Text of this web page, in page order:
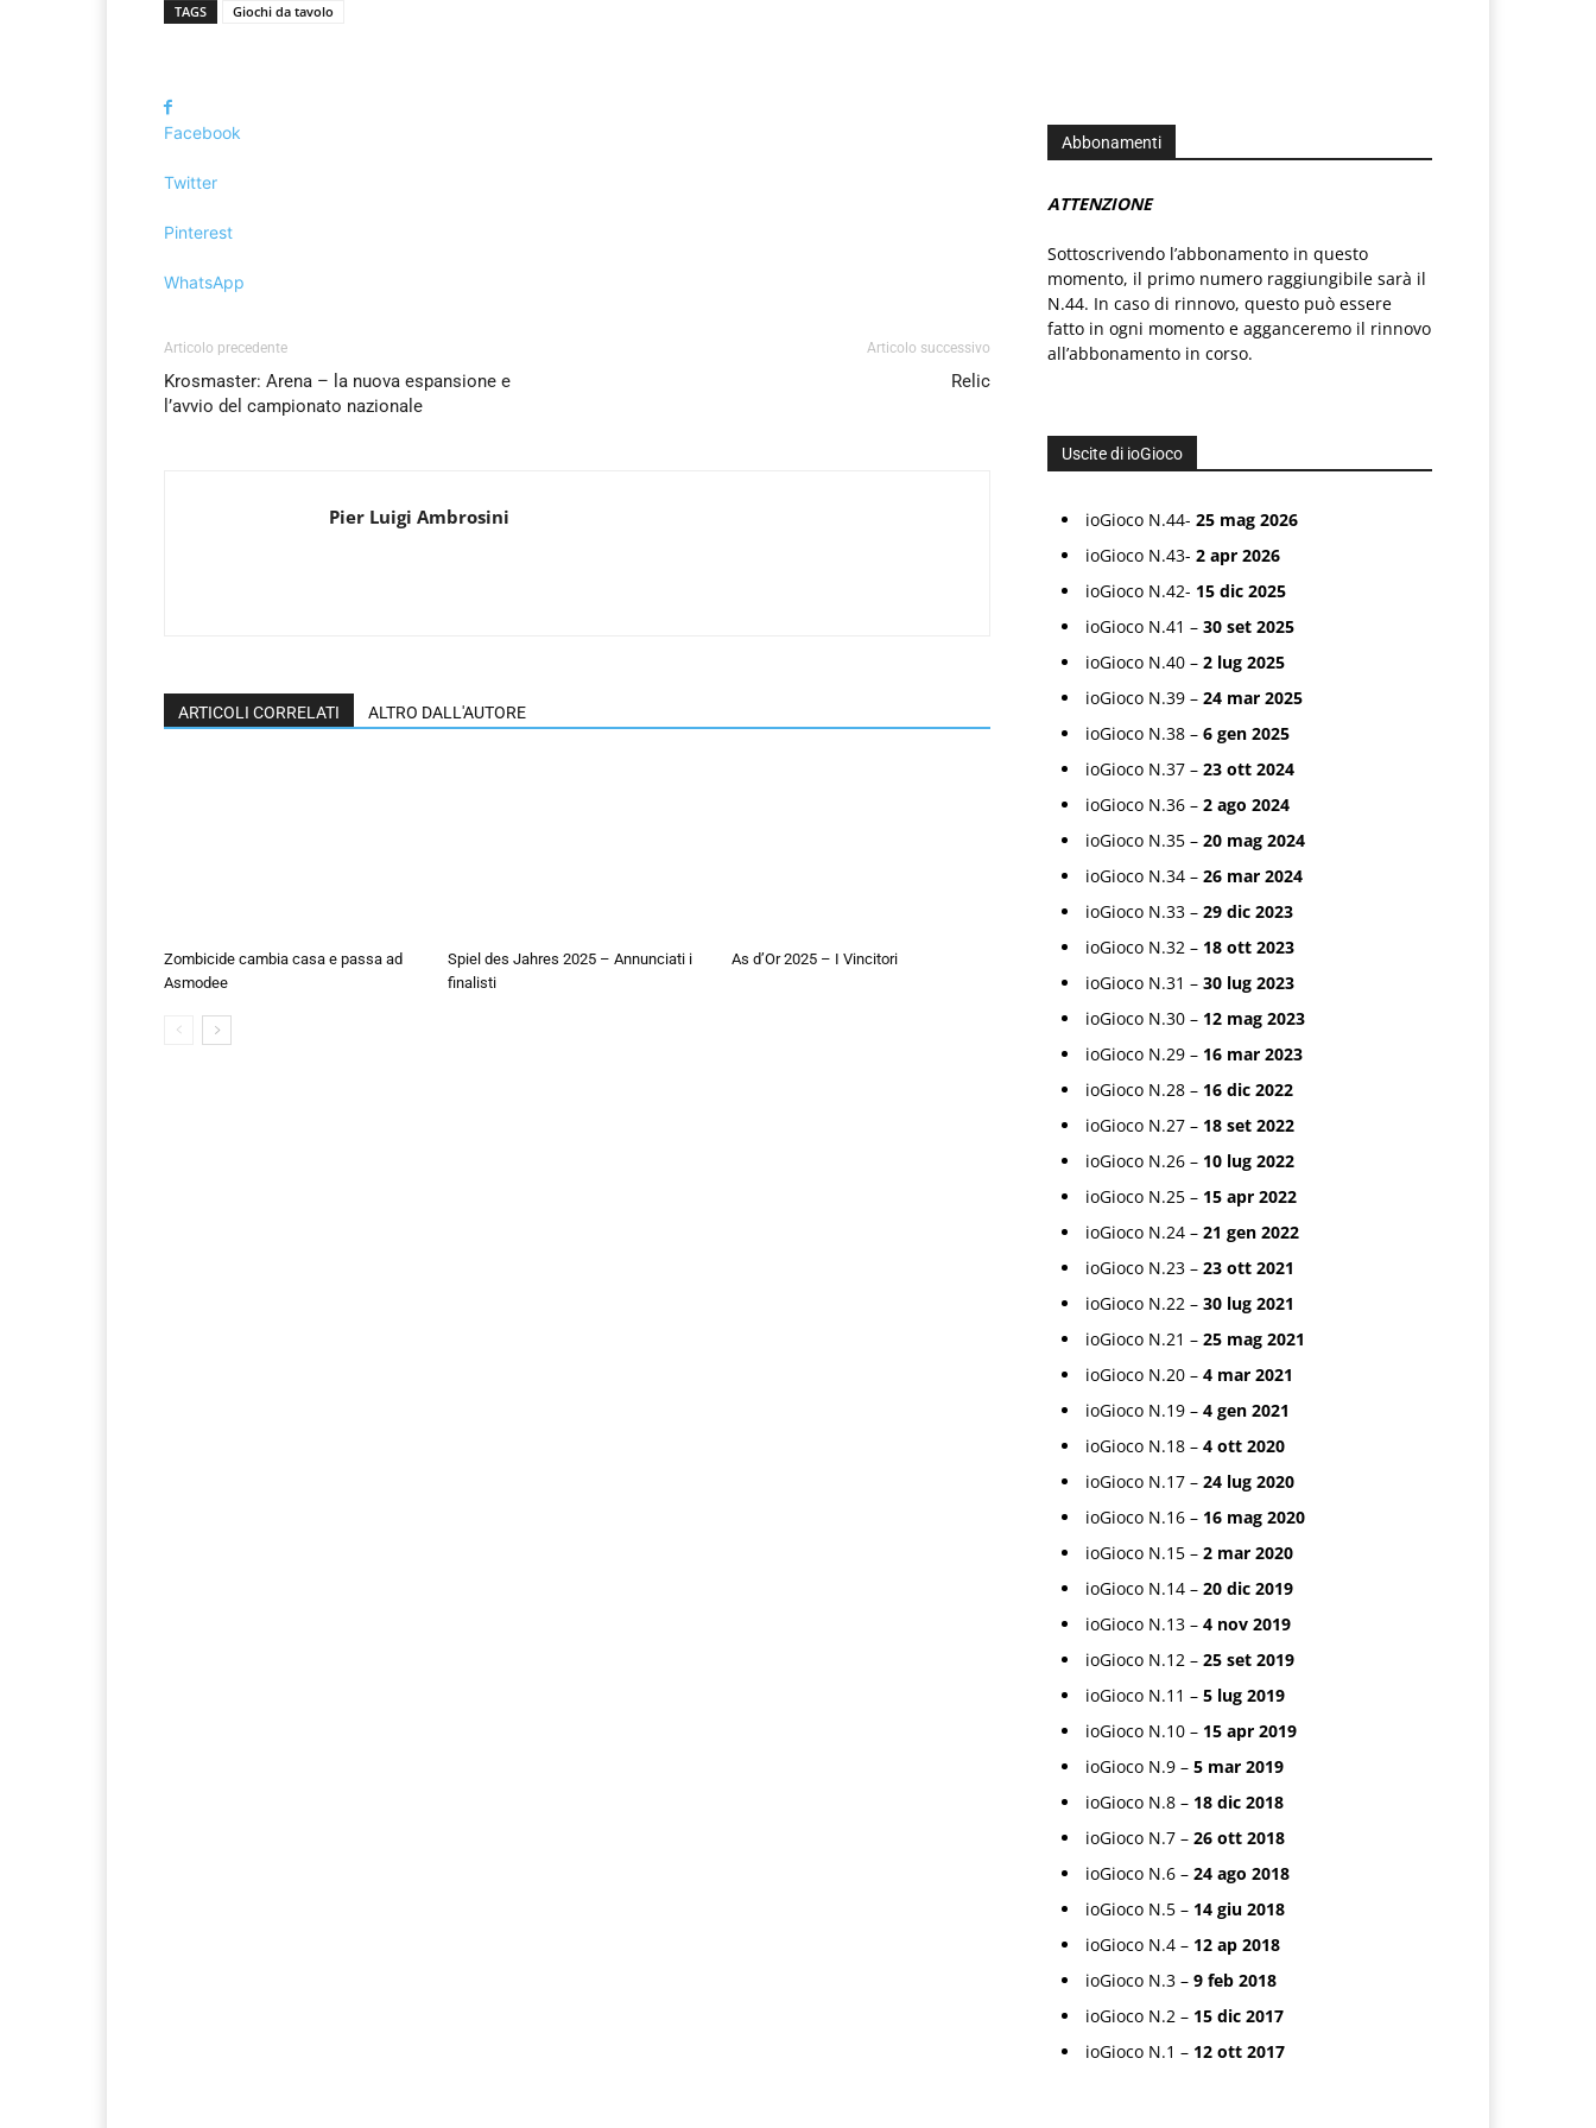
TAGS Giochi da tavolo
Facebook
Twitter
Pinterest
WhatsApp
Articolo precedente
Krosmaster: Arena – la nuova espansione e
l’avvio del campionato nazionale
Articolo successivo
Relic
Pier Luigi Ambrosini
ARTICOLI CORRELATI ALTRO DALL'AUTORE
Zombicide cambia casa e passa ad
Asmodee
Spiel des Jahres 2025 – Annunciati i
finalisti
As d’Or 2025 – I Vincitori
Abbonamenti
ATTENZIONE
Sottoscrivendo l’abbonamento in questo
momento, il primo numero raggiungibile sarà il
N.44. In caso di rinnovo, questo può essere
fatto in ogni momento e agganceremo il rinnovo
all’abbonamento in corso.
Uscite di ioGioco
ioGioco N.44- 25 mag 2026
ioGioco N.43- 2 apr 2026
ioGioco N.42- 15 dic 2025
ioGioco N.41 – 30 set 2025
ioGioco N.40 – 2 lug 2025
ioGioco N.39 – 24 mar 2025
ioGioco N.38 – 6 gen 2025
ioGioco N.37 – 23 ott 2024
ioGioco N.36 – 2 ago 2024
ioGioco N.35 – 20 mag 2024
ioGioco N.34 – 26 mar 2024
ioGioco N.33 – 29 dic 2023
ioGioco N.32 – 18 ott 2023
ioGioco N.31 – 30 lug 2023
ioGioco N.30 – 12 mag 2023
ioGioco N.29 – 16 mar 2023
ioGioco N.28 – 16 dic 2022
ioGioco N.27 – 18 set 2022
ioGioco N.26 – 10 lug 2022
ioGioco N.25 – 15 apr 2022
ioGioco N.24 – 21 gen 2022
ioGioco N.23 – 23 ott 2021
ioGioco N.22 – 30 lug 2021
ioGioco N.21 – 25 mag 2021
ioGioco N.20 – 4 mar 2021
ioGioco N.19 – 4 gen 2021
ioGioco N.18 – 4 ott 2020
ioGioco N.17 – 24 lug 2020
ioGioco N.16 – 16 mag 2020
ioGioco N.15 – 2 mar 2020
ioGioco N.14 – 20 dic 2019
ioGioco N.13 – 4 nov 2019
ioGioco N.12 – 25 set 2019
ioGioco N.11 – 5 lug 2019
ioGioco N.10 – 15 apr 2019
ioGioco N.9 – 5 mar 2019
ioGioco N.8 – 18 dic 2018
ioGioco N.7 – 26 ott 2018
ioGioco N.6 – 24 ago 2018
ioGioco N.5 – 14 giu 2018
ioGioco N.4 – 12 ap 2018
ioGioco N.3 – 9 feb 2018
ioGioco N.2 – 15 dic 2017
ioGioco N.1 – 12 ott 2017